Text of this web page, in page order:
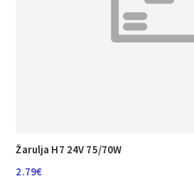
Žarulja H7 24V 75/70W
2.79€